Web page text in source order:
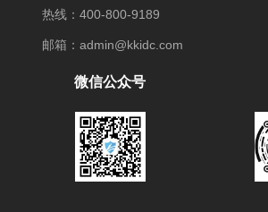
热线：400-800-9189
邮箱：admin@kkidc.com
微信公众号